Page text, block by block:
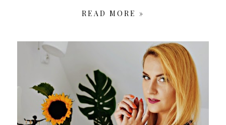
READ MORE »